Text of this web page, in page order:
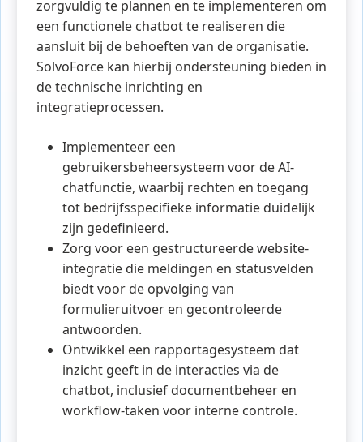
zorgvuldig te plannen en te implementeren om
een functionele chatbot te realiseren die
aansluit bij de behoeften van de organisatie.
SolvoForce kan hierbij ondersteuning bieden in
de technische inrichting en
integratieprocessen.
Implementeer een
gebruikersbeheersysteem voor de AI-
chatfunctie, waarbij rechten en toegang
tot bedrijfsspecifieke informatie duidelijk
zijn gedefinieerd.
Zorg voor een gestructureerde website-
integratie die meldingen en statusvelden
biedt voor de opvolging van
formulieruitvoer en gecontroleerde
antwoorden.
Ontwikkel een rapportagesysteem dat
inzicht geeft in de interacties via de
chatbot, inclusief documentbeheer en
workflow-taken voor interne controle.